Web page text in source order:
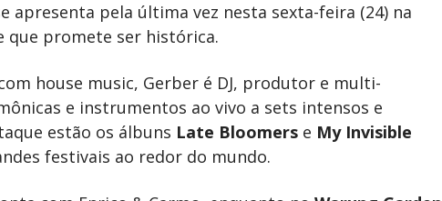
apresenta pela última vez nesta sexta-feira (24) na
que promete ser histórica.
house music, Gerber é DJ, produtor e multi-
e instrumentos ao vivo a sets intensos e
estão os álbuns Late Bloomers e My Invisible
festivais ao redor do mundo.